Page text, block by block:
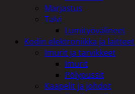
Marjastus
Talvi
Lumityövälineet
Kodin elektroniikka ja laitteet
Imurit ja tarvikkeet
Imurit
Pölypussit
Kaapelit ja johdot